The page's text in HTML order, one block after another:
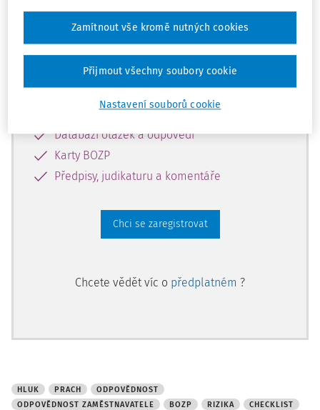
Zaregistrujte se a získejte přístup k
obsahu na 14 dní zdarma
Informacím z oblasti BOZP, PO a
pracovního práva
Databázi otázek a odpovědí
Karty BOZP
Předpisy, judikaturu a komentáře
Chci se zaregistrovat
Chcete vědět víc o předplatném ?
HLUK PRACH
ODPOVĚDNOST
ODPOVĚDNOST ZAMĚSTNAVATELE
BOZP RIZIKA
CHECKLIST
Nastavení souborů cookie
Zamítnout vše kromě nutných cookies
Přijmout všechny soubory cookie